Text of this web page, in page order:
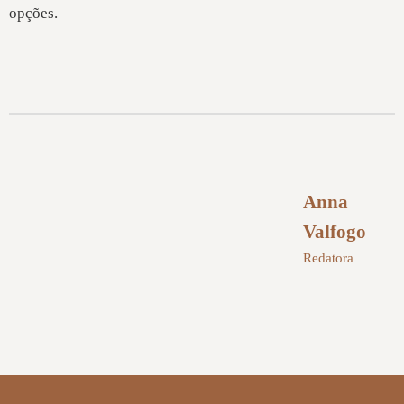
opções.
Anna
Valfogo
Redatora